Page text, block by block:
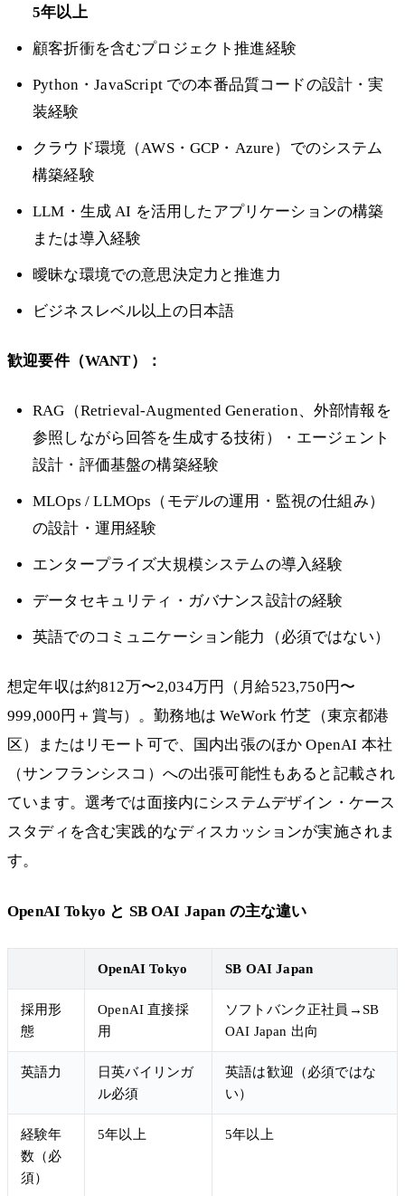
5年以上
顧客折衝を含むプロジェクト推進経験
Python・JavaScript での本番品質コードの設計・実
装経験
クラウド環境（AWS・GCP・Azure）でのシステム
構築経験
LLM・生成 AI を活用したアプリケーションの構築
または導入経験
曖昧な環境での意思決定力と推進力
ビジネスレベル以上の日本語
歓迎要件（WANT）：
RAG（Retrieval-Augmented Generation、外部情報を
参照しながら回答を生成する技術）・エージェント
設計・評価基盤の構築経験
MLOps / LLMOps（モデルの運用・監視の仕組み）
の設計・運用経験
エンタープライズ大規模システムの導入経験
データセキュリティ・ガバナンス設計の経験
英語でのコミュニケーション能力（必須ではない）
想定年収は約812万〜2,034万円（月給523,750円〜
999,000円＋賞与）。勤務地は WeWork 竹芝（東京都港
区）またはリモート可で、国内出張のほか OpenAI 本社
（サンフランシスコ）への出張可能性もあると記載され
ています。選考では面接内にシステムデザイン・ケース
スタディを含む実践的なディスカッションが実施されま
す。
OpenAI Tokyo と SB OAI Japan の主な違い
OpenAI Tokyo SB OAI Japan
採用形
態
OpenAI 直接採
用
ソフトバンク正社員→SB
OAI Japan 出向
英語力
日英バイリンガ
ル必須
英語は歓迎（必須ではな
い）
経験年
数（必
須）
5年以上 5年以上